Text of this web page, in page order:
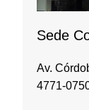
Sede
Av.
4771-